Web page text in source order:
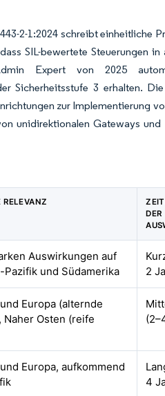
2-1:2024 schreibt einheitliche
SIL-bewertete Steuerungen in
Expert von 2025
Sicherheitsstufe 3 erhalten.
zur Implementierung
unidirektionalen Gateways
RELEVANZ
DER
Auswirkungen auf
Pazifik und Südamerika
2
Europa (alternde
Osten (reife
Europa, aufkommend
4